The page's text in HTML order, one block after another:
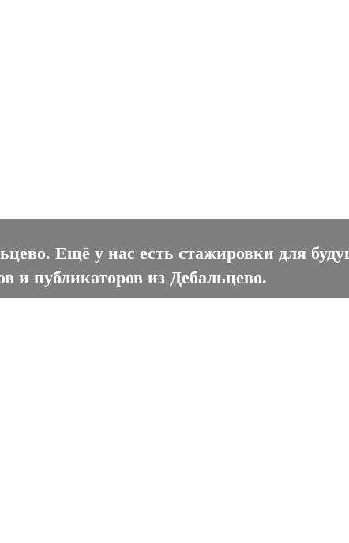
Ещё у нас есть стажировки для
и публикаторов из Дебальцево.